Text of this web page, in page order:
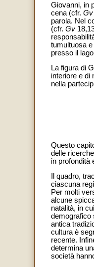
Giovanni, in
cena (cfr. Gv
parola. Nel
(cfr. Gv
tumultuosa
presso il
La figura di
interiore e di
nella
Questo
delle
in profondità
Il quadro,
ciascuna
Per molti
alcune
natalità, in
demografico
antica
cultura è
recente.
determina
società